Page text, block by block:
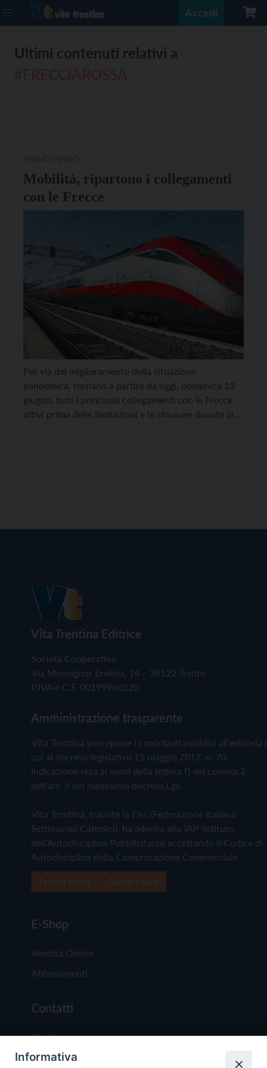
Accedi
Ultimi contenuti relativi a
Mobilità, ripartono i collegamenti
con le Frecce
Per via del miglioramento della situazione
pandemica, tornano a partire da oggi, domenica 13
giugno, tutti i principali collegamenti con le Frecce
attivi prima delle limitazioni e le chiusure dovute al
Vita Trentina Editrice
Società Cooperativa
Via Monsignor Endrici, 14 – 38122 Trento
P.IVA e C.F. 00199960220
Amministrazione trasparente
Vita Trentina percepisce i contributi pubblici all'editoria
cui al decreto legislativo 15 maggio 2017, n. 70.
Indicazione resa ai sensi della lettera f) del comma 2
dell'art. 5 del medesimo decreto Lgs.
Vita Trentina, tramite la Fisc (Federazione Italiana
Settimanali Cattolici), ha aderito allo IAP (Istituto
dell'Autodisciplina Pubblicitaria) accettando il Codice di
Autodisciplina della Comunicazione Commerciale
E-Shop
Vendita Online
Abbonamenti
Contatti
Chi Siamo
Redazione
Informativa